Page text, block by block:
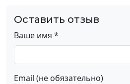
Оставить отзыв
Ваше имя *
Email (не обязательно)